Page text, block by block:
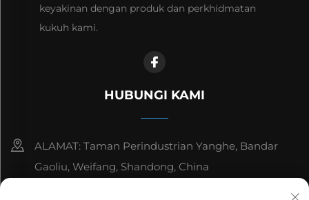
keyakinan dengan produk dan perkhidmatan
kukuh kami.
HUBUNGI KAMI
ALAMAT: Taman Perindustrian Yanghe, Bandar
Gaoliu, Weifang, Shandong, China